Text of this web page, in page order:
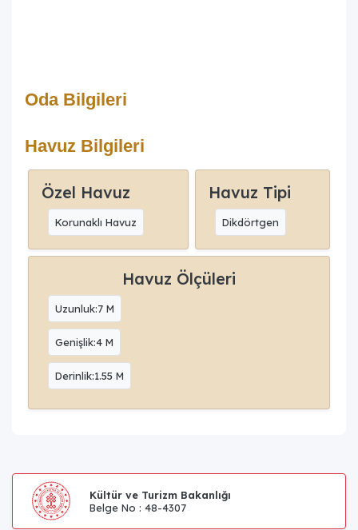
Oda Bilgileri
Havuz Bilgileri
Özel Havuz
Korunaklı Havuz
Havuz Tipi
Dikdörtgen
Havuz Ölçüleri
Uzunluk:7 M
Genişlik:4 M
Derinlik:1.55 M
Kültür ve Turizm Bakanlığı
Belge No : 48-4307